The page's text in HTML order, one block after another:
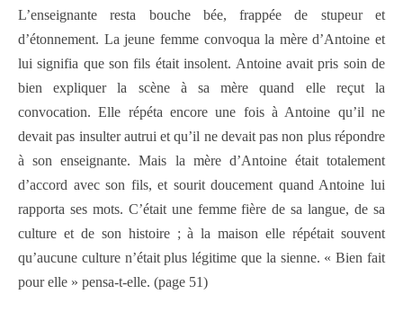
L’enseignante resta bouche bée, frappée de stupeur et
d’étonnement. La jeune femme convoqua la mère d’Antoine et
lui signifia que son fils était insolent. Antoine avait pris soin de
bien expliquer la scène à sa mère quand elle reçut la
convocation. Elle répéta encore une fois à Antoine qu’il ne
devait pas insulter autrui et qu’il ne devait pas non plus répondre
à son enseignante. Mais la mère d’Antoine était totalement
d’accord avec son fils, et sourit doucement quand Antoine lui
rapporta ses mots. C’était une femme fière de sa langue, de sa
culture et de son histoire ; à la maison elle répétait souvent
qu’aucune culture n’était plus légitime que la sienne. « Bien fait
pour elle » pensa-t-elle. (page 51)